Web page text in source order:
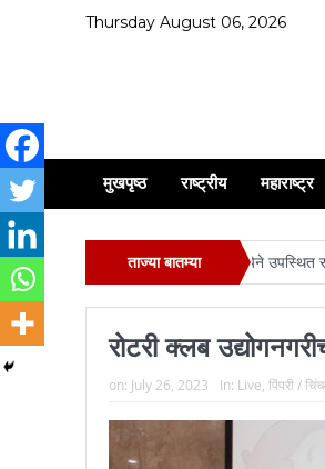
Thursday August 06, 2026
मुखपृष्ठ राष्ट्रीय महाराष्ट्र
ताज्या बातम्या
व मिरवणूक सोहळ्यास मोठ्या संख्येने उपस्थित रहावे :-
रोटरी क्लब
on: July 26, 2023 In: Live पिंपरी /